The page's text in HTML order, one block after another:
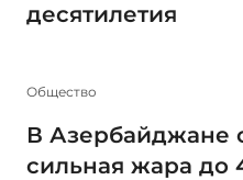
десятилетия
Общество
В Азербайджане
сильная жара до